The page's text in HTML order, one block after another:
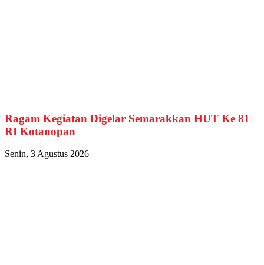
Ragam Kegiatan Digelar Semarakkan HUT Ke 81
RI Kotanopan
Senin, 3 Agustus 2026